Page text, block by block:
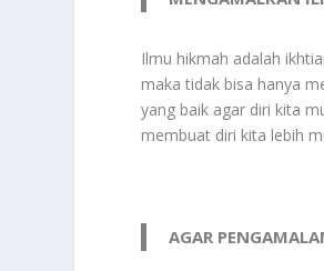
Ilmu hikmah adalah
maka tidak bisa hanya
yang baik agar diri kita
membuat diri kita lebih
AGAR